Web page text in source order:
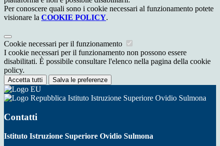
Per conoscere quali sono i cookie necessari al funzionamento potete
visionare la COOKIE POLICY.
Cookie necessari per il funzionamento
I cookie necessari per il funzionamento non possono essere
disabilitati. È possibile consultare l'elenco nella pagina della cookie
policy.
Accetta tutti Salva le preferenze
Istituto Istruzione Superiore Ovidio Sulmona
Contatti
Istituto Istruzione Superiore Ovidio Sulmona